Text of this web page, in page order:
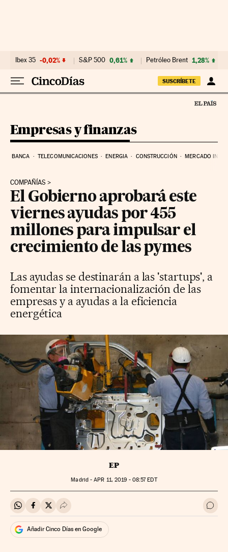
Ibex 35 -0,02% S&P 500 0,61% Petróleo Brent 1,28%
SUSCRÍBETE
Empresas y finanzas
BANCA TELECOMUNICACIONES ENERGIA CONSTRUCCIÓN MERCADO
COMPAÑÍAS
El Gobierno aprobará este
viernes ayudas por 455
millones para impulsar el
crecimiento de las pymes
Las ayudas se destinarán a las 'startups', a
fomentar la internacionalización de las
empresas y a ayudas a la eficiencia
energética
EP
Madrid -APR 11, 2019 - 08:57EDT
Compartir en Whatsapp
Compartir en Facebook
Compartir en Twitter
Desplegar Redes Sociales Ir a
Añadir Cinco Días en Google